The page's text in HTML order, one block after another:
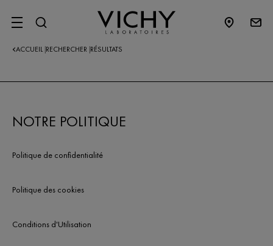
SITE MENU
ACCUEIL RECHERCHER RÉSULTATS
NOTRE POLITIQUE
Politique de confidentialité
Politique des cookies
Conditions d'Utilisation